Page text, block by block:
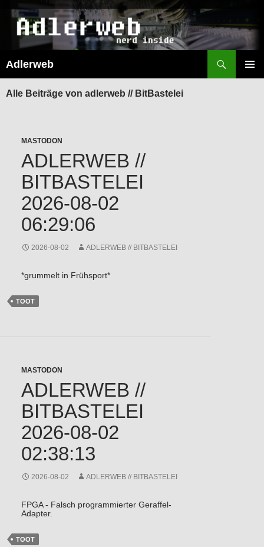
Adlerweb
SPRINGEN
Alle Beiträge von adlerweb // BitBastelei
MASTODON
ADLERWEB //
BITBASTELEI
2026-08-02
06:29:06
2026-08-02 ADLERWEB // BITBASTELEI
*grummelt in Frühsport*
TOOT
MASTODON
ADLERWEB //
BITBASTELEI
2026-08-02
02:38:13
2026-08-02 ADLERWEB // BITBASTELEI
FPGA - Falsch programmierter Geraffel-
Adapter.
TOOT